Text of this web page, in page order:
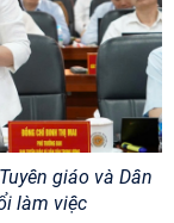
giáo và Dân
làm việc